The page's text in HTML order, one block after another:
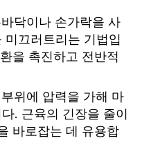
닥이나 손가락을 사
끄러트리는 기법입
을 촉진하고 전반적
위에 압력을 가해 마
. 근육의 긴장을 줄이
바로잡는 데 유용합